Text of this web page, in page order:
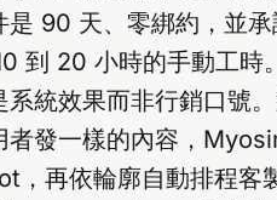
是 90 天、零綁約，並
到 20 小時的手動工時
系統效果而非行銷口號
者發一樣的內容，
，再依輪廓自動排程客